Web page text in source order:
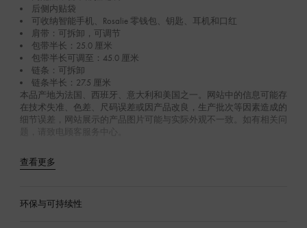
后侧内贴袋
可收纳智能手机、Rosalie 零钱包、钥匙、耳机和口红
肩带：可拆卸，可调节
包带半长：25.0 厘米
包带半长可调至：45.0 厘米
链条：可拆卸
链条半长：27.5 厘米
本品产地为法国、西班牙、意大利和美国之一。网站中的信息可能存
在技术失准、色差、尺码误差或因产品改良，生产批次等因素造成的
细节误差，网站展示的产品图片可能与实际外观不一致。如有相关问
题，请致电顾客服务中心。
查看更多
环保与可持续性